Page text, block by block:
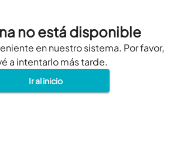
no está disponible
en nuestro sistema. Por favor,
a intentarlo más tarde.
Ir al inicio